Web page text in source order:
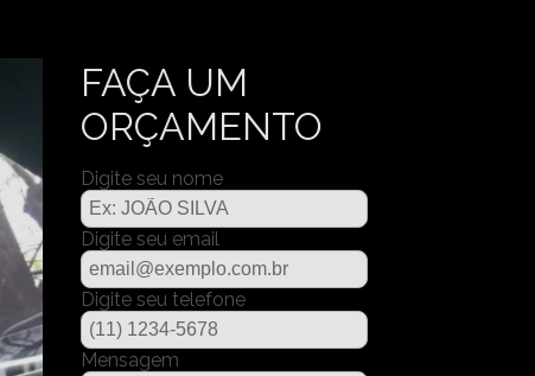
FAÇA UM
ORÇAMENTO
Digite seu nome
Digite seu email
Digite seu telefone
Mensagem